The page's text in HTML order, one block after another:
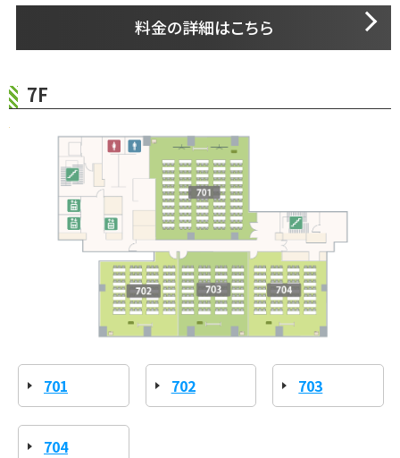
料金の詳細はこちら
7F
701 702 703
704